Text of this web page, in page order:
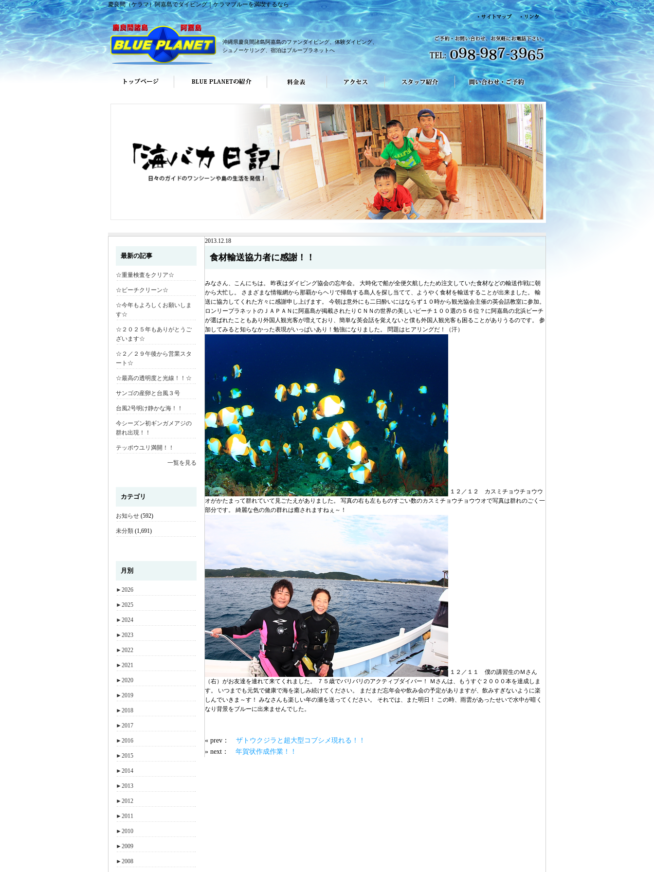
慶良間（ケラマ）阿嘉島でダイビング｜ケラマブルーを満喫するなら
沖縄県慶良間諸島阿嘉島のファンダイビング、体験ダイビング、
シュノーケリング、宿泊はブループラネットへ
最新の記事
☆重量検査をクリア☆
☆ビーチクリーン☆
☆今年もよろしくお願いしま
す☆
☆２０２５年もありがとうご
ざいます☆
☆２／２９午後から営業スタ
ート☆
☆最高の透明度と光線！！☆
サンゴの産卵と台風３号
台風2号明け静かな海！！
今シーズン初ギンガメアジの
群れ出現！！
テッポウユリ満開！！
一覧を見る
カテゴリ
お知らせ (592)
未分類 (1,691)
月別
►2026
►2025
►2024
►2023
►2022
►2021
►2020
►2019
►2018
►2017
►2016
►2015
►2014
►2013
►2012
►2011
►2010
►2009
►2008
2013.12.18
食材輸送協力者に感謝！！
みなさん、こんにちは。 昨夜はダイビング協会の忘年会。 大時化で船が全便欠航したため注文していた食材などの輸送作戦に朝
から大忙し。 さまざまな情報網から那覇からヘリで帰島する島人を探し当てて、ようやく食材を輸送することが出来ました。 輸
送に協力してくれた方々に感謝申し上げます。 今朝は意外にも二日酔いにはならず１０時から観光協会主催の英会話教室に参加。
ロンリープラネットのＪＡＰＡＮに阿嘉島が掲載されたりＣＮＮの世界の美しいビーチ１００選の５６位？に阿嘉島の北浜ビーチ
が選ばれたこともあり外国人観光客が増えており、簡単な英会話を覚えないと僕も外国人観光客も困ることがありうるのです。 参
加してみると知らなかった表現がいっぱいあり！勉強になりました。 問題はヒアリングだ！（汗）
１２／１２ カスミチョウチョウウ
オがかたまって群れていて見ごたえがありました。 写真の右も左もものすごい数のカスミチョウチョウウオで写真は群れのごく一
部分です。 綺麗な色の魚の群れは癒されますねぇ～！
１２／１１ 僕の講習生のＭさん
（右）がお友達を連れて来てくれました。 ７５歳でバリバリのアクティブダイバー！ Ｍさんは、もうすぐ２０００本を達成しま
す。 いつまでも元気で健康で海を楽しみ続けてください。 まだまだ忘年会や飲み会の予定がありますが、飲みすぎないように楽
しんでいきま～す！ みなさんも楽しい年の瀬を送ってください。 それでは、また明日！ この時、雨雲があったせいで水中が暗く
なり背景をブルーに出来ませんでした。
« prev： ザトウクジラと超大型コブシメ現れる！！
» next： 年賀状作成作業！！